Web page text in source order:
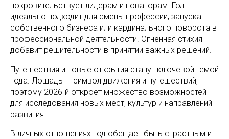
покровительствует лидерам и новаторам. Год
идеально подходит для смены профессии, запуска
собственного бизнеса или кардинального поворота в
профессиональной деятельности. Огненная стихия
добавит решительности в принятии важных решений.
Путешествия и новые открытия станут ключевой темой
года. Лошадь — символ движения и путешествий,
поэтому 2026-й откроет множество возможностей
для исследования новых мест, культур и направлений
развития.
В личных отношениях год обещает быть страстным и